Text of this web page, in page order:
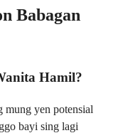
Babagan
Hamil?
mung yen potensial
bayi sing lagi